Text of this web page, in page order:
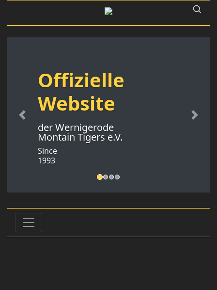
Offizielle
Website
der Wernigerode
Montain Tigers e.V.
Since
1993
Previous Next